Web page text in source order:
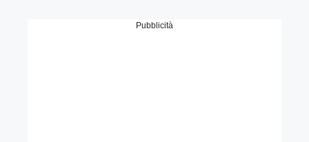
Pubblicità